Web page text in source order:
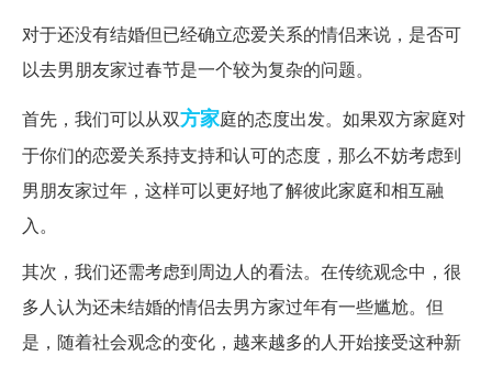
对于还没有结婚但已经确立恋爱关系的情侣来说，是否可
以去男朋友家过春节是一个较为复杂的问题。
首先，我们可以从双方家庭的态度出发。如果双方家庭对
于你们的恋爱关系持支持和认可的态度，那么不妨考虑到
男朋友家过年，这样可以更好地了解彼此家庭和相互融
入。
其次，我们还需考虑到周边人的看法。在传统观念中，很
多人认为还未结婚的情侣去男方家过年有一些尴尬。但
是，随着社会观念的变化，越来越多的人开始接受这种新